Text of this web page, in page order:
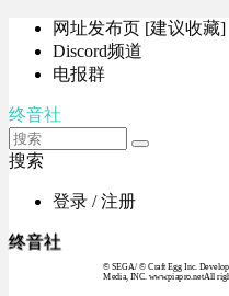
网址发布页 [建议收藏]
Discord频道
电报群
终音社
搜索
登录 / 注册
终音社
© SEGA / © Craft Egg Inc.
Media, INC. www.piapro.netAll